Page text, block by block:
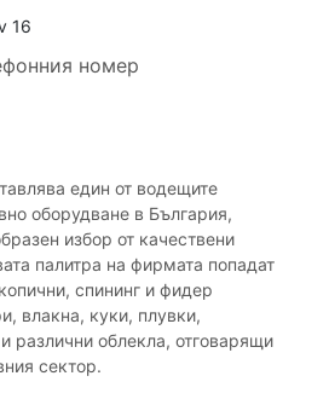
16
номер
един от водещите
оборудване в България,
избор от качествени
палитра на фирмата попадат
спининг и фидер
влакна, куки, плувки,
различни облекла, отговарящи
сектор.